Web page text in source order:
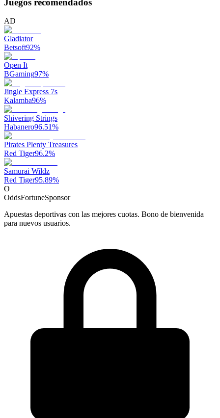
AD
Gladiator
Betsoft92%
Open It
BGaming97%
Jingle Express 7s
Kalamba96%
Shivering Strings
Habanero96.51%
Pirates Plenty Treasures
Red Tiger96.2%
Samurai Wildz
Red Tiger95.89%
O
OddsFortuneSponsor
Apuestas deportivas con las mejores cuotas. Bono de bienvenida
para nuevos usuarios.